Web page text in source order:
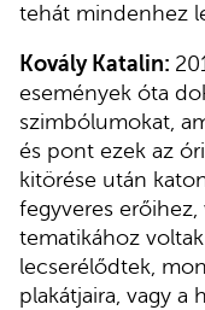
tehát mindenhez
Kovály Katalin:
események óta
szimbólumokat,
és pont ezek az
kitörése után
fegyveres erőihez,
tematikához
lecserélődtek,
plakátjaira, vagy a